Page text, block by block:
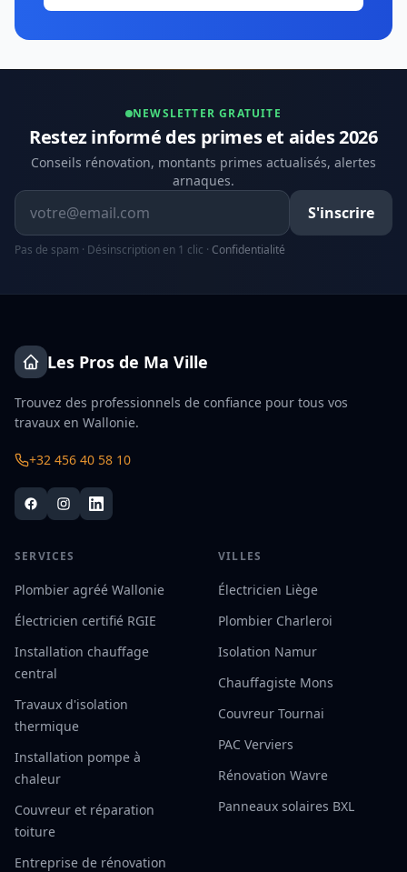
NEWSLETTER GRATUITE
Restez informé des primes et aides 2026
Conseils rénovation, montants primes actualisés, alertes
arnaques.
Adresse email
S'inscrire
Pas de spam · Désinscription en 1 clic · Confidentialité
Les Pros de Ma Ville
Trouvez des professionnels de confiance pour tous vos
travaux en Wallonie.
+32 456 40 58 10
SERVICES
Plombier agréé Wallonie
Électricien certifié RGIE
Installation chauffage
central
Travaux d'isolation
thermique
Installation pompe à
chaleur
Couvreur et réparation
toiture
Entreprise de rénovation
VILLES
Électricien Liège
Plombier Charleroi
Isolation Namur
Chauffagiste Mons
Couvreur Tournai
PAC Verviers
Rénovation Wavre
Panneaux solaires BXL